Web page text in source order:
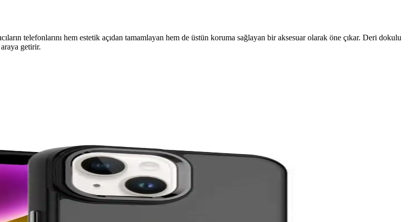
telefonlarını hem estetik açıdan tamamlayan hem de üstün koruma sağlayan bir aksesuar olarak öne çıkar. Deri dokulu
getirir.
Birleşimi
karşı korurken estetik ve konfor sunar.
günlük kullanımda ideal bir seçenektir.